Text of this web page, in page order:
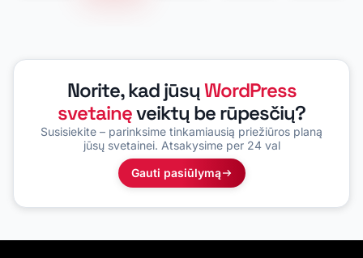
Norite, kad jūsųWordPress
svetainęveiktų be rūpesčių?
Susisiekite – parinksime tinkamiausią priežiūros planą
jūsų svetainei. Atsakysime per 24 val
Gauti pasiūlymą